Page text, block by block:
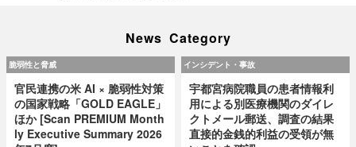
News Category
脆弱性と脅威
官民連携の米 AI × 脆弱性対策
の国家戦略「GOLD EAGLE」
ほか [Scan PREMIUM Month
ly Executive Summary 2026
インシデント・事故
宇都宮病院職員の患者情報利
用による別医療機関のダイレ
クトメール郵送、調査の結果
直接的金銭的利益の受領が無